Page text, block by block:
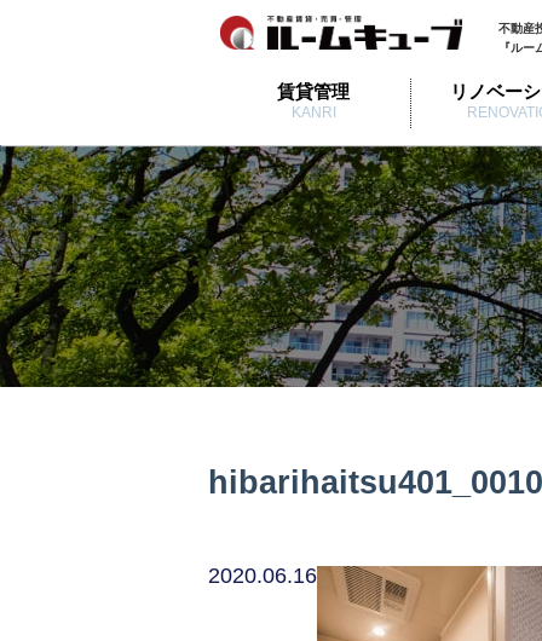
不動産
『ル
賃貸管理
KANRI
リノベー
hibarihaitsu401_0010
2020.06.16